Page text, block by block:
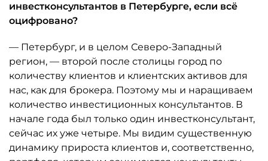
инвестконсультантов в Петербурге, если всё
оцифровано?
— Петербург, и в целом Северо-Западный
регион, — второй после столицы город по
количеству клиентов и клиентских активов для
нас, как для брокера. Поэтому мы и наращиваем
количество инвестиционных консультантов. В
начале года был только один инвестконсультант,
сейчас их уже четыре. Мы видим существенную
динамику прироста клиентов и, соответственно,